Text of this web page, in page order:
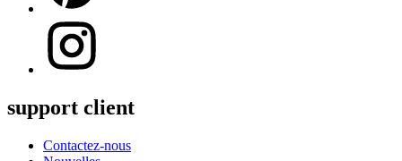
support client
Contactez-nous